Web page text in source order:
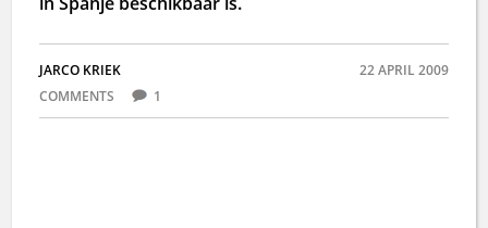
JARCO KRIEK
22 APRIL 2009
COMMENTS
1